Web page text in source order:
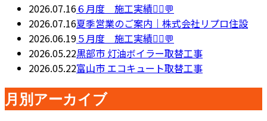
2026.07.16６月度 施工実績👷‍♂️💬
2026.07.16夏季営業のご案内｜株式会社リプロ住設
2026.06.19５月度 施工実績👷‍♂️💬
2026.05.22黒部市 灯油ボイラー取替工事
2026.05.22富山市 エコキュート取替工事
月別アーカイブ